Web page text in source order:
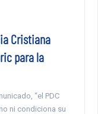
Cristiana
para la
“el PDC
ni condiciona su